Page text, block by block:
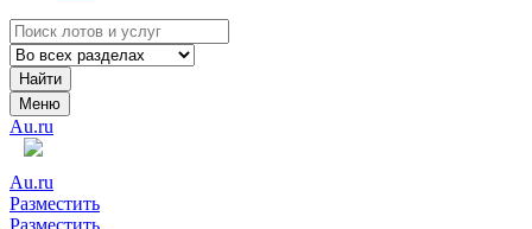
Найти
Меню
Au.ru
Au.ru
Разместить
Разместить